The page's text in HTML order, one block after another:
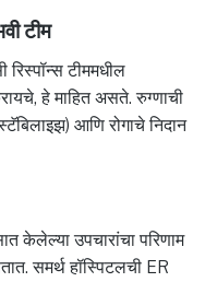
टीम
रिस्पॉन्स टीममधील
हे माहित असते. रुग्णाची
आणि रोगाचे निदान
केलेल्या उपचारांचा परिणाम
समर्थ हॉस्पिटलची ER